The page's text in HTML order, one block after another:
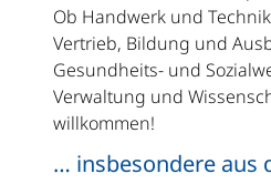
Ob Handwerk und
Vertrieb, Bildung und
Gesundheits- und
Verwaltung und
willkommen!
… insbesondere aus